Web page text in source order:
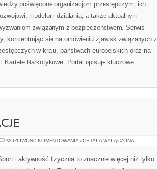
poświęcone organizacjom przestępczym, ich
modelom działania, a także aktualnym
związanym z bezpieczeństwem. Serwis
koncentrując się na omówieniu zjawisk związanych z
w kraju, państwach europejskich oraz na
Kartele Narkotykowe. Portal opisuje kluczowe
MOŻLIWOŚĆ KOMENTOWANIA LIFESTYLE
ZOSTAŁA WYŁĄCZONA
i aktywność fizyczna to znacznie więcej niż tylko